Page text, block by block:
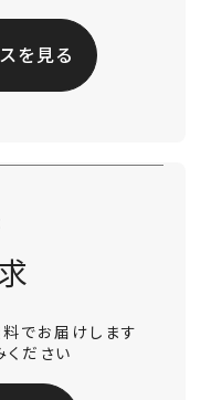
を見る
でお届けします
ださい